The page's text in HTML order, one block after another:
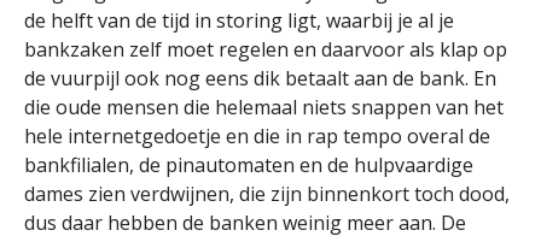
de helft van de tijd in storing ligt, waarbij je al je
bankzaken zelf moet regelen en daarvoor als klap op
de vuurpijl ook nog eens dik betaalt aan de bank. En
die oude mensen die helemaal niets snappen van het
hele internetgedoetje en die in rap tempo overal de
bankfilialen, de pinautomaten en de hulpvaardige
dames zien verdwijnen, die zijn binnenkort toch dood,
dus daar hebben de banken weinig meer aan. De